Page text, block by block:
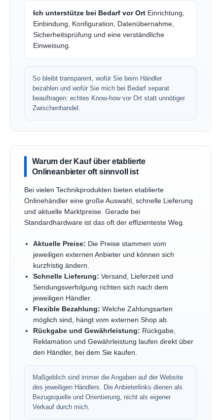
Ich unterstütze bei Bedarf vor Ort Einrichtung,
Einbindung, Konfiguration, Datenübernahme,
Sicherheitsprüfung und eine verständliche
Einweisung.
So bleibt transparent, wofür Sie beim Händler
bezahlen und wofür Sie mich bei Bedarf separat
beauftragen: echtes Know-how vor Ort statt unnötiger
Zwischenhandel.
Warum der Kauf über etablierte
Onlineanbieter oft sinnvoll ist
Bei vielen Technikprodukten bieten etablierte
Onlinehändler eine große Auswahl, schnelle Lieferung
und aktuelle Marktpreise. Gerade bei
Standardhardware ist das oft der effizienteste Weg.
Aktuelle Preise: Die Preise stammen vom
jeweiligen externen Anbieter und können sich
kurzfristig ändern.
Schnelle Lieferung: Versand, Lieferzeit und
Sendungsverfolgung richten sich nach dem
jeweiligen Händler.
Flexible Bezahlung: Welche Zahlungsarten
möglich sind, hängt vom externen Shop ab.
Rückgabe und Gewährleistung: Rückgabe,
Reklamation und Gewährleistung laufen direkt über
den Händler, bei dem Sie kaufen.
Maßgeblich sind immer die Angaben auf der Website
des jeweiligen Händlers. Die Anbieterlinks dienen als
Bezugsquelle und Orientierung, nicht als eigener
Verkauf durch mich.